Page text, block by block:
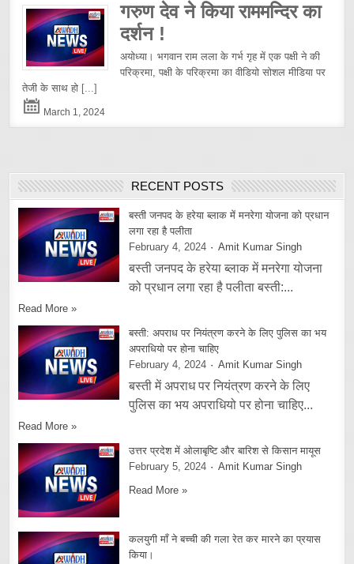
गरुण देव ने किया राममन्दिर का
दर्शन !
अयोध्या। भगवान राम लला के गर्भ गृह में एक पक्षी ने की
परिक्रमा, पक्षी के परिक्रमा का वीडियो सोशल मीडिया पर
तेजी के साथ हो [...]
March 1, 2024
RECENT POSTS
बस्ती जनपद के हरेया ब्लाक में मनरेगा योजना को प्रधान
लगा रहा है पलीता
February 4, 2024
Amit Kumar Singh
बस्ती जनपद के हरेया ब्लाक में मनरेगा योजना
को प्रधान लगा रहा है पलीता बस्ती:...
Read More »
बस्ती: अपराध पर नियंत्रण करने के लिए पुलिस का भय
अपराधियो पर होना चाहिए
February 4, 2024
Amit Kumar Singh
बस्ती में अपराध पर नियंत्रण करने के लिए
पुलिस का भय अपराधियो पर होना चाहिए...
Read More »
उत्तर प्रदेश में ओलाबृष्टि और बारिश से किसान मायूस
February 5, 2024
Amit Kumar Singh
Read More »
कलयुगी माँ ने बच्ची की गला रेत कर मारने का प्रयास
किया।